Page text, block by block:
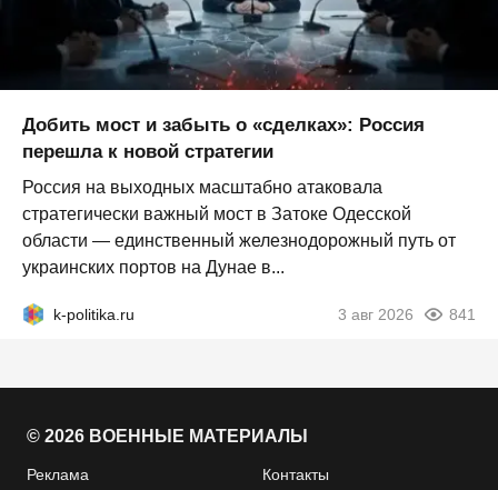
Добить мост и забыть о «сделках»: Россия
перешла к новой стратегии
Россия на выходных масштабно атаковала
стратегически важный мост в Затоке Одесской
области — единственный железнодорожный путь от
украинских портов на Дунае в...
k-politika.ru 3 авг 2026 841
© 2026 ВОЕННЫЕ МАТЕРИАЛЫ
Реклама Контакты